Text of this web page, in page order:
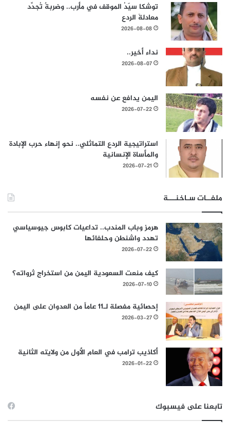
توشكا سيّدُ الموقف في مأرب.. وضربةٌ تُجدِّد
معادلةَ الردع
2026-08-08
نداء أخير..
2026-08-07
اليمن يدافع عن نفسه
2026-07-22
استراتيجية الردع التماثلي.. نحو إنهاء حرب الإبادة
والمأساة الإنسانية
2026-07-21
ملفــات سـاخنـــة
هرمز وباب المندب.. تداعيات كابوس جيوسياسي
تهدد واشنطن وحلفائها
2026-07-22
كيف منعت السعودية اليمن من استخراج ثرواته؟
2026-07-10
إحصائية مفصلة لـ11 عاماً من العدوان على اليمن
2026-03-27
أكاذيب ترامب في العام الأول من ولايته الثانية
2026-01-22
تابعنا على فيسبوك